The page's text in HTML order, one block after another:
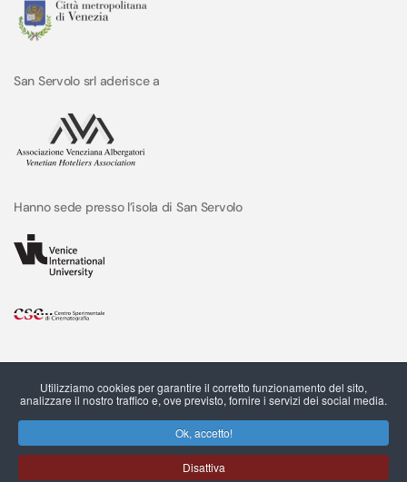
Utilizziamo cookies per garantire il corretto funzionamento del sito,
analizzare il nostro traffico e, ove previsto, fornire i servizi dei social media.
Ok, accetto!
Disattiva
San Servolo srl aderisce a
Hanno sede presso l’isola di San Servolo